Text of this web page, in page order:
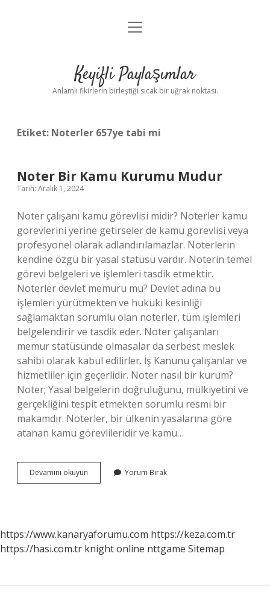
Anasayfa
Yasal Uyarı
menüyü
Keyifli Paylaşımlar
Anlamlı fikirlerin birleştiği sıcak bir uğrak noktası.
Etiket: Noterler 657ye tabi mi
Noter Bir Kamu Kurumu Mudur
Tarih: Aralık 1, 2024
Noter çalışanı kamu görevlisi midir? Noterler kamu
görevlerini yerine getirseler de kamu görevlisi veya
profesyonel olarak adlandırılamazlar. Noterlerin
kendine özgü bir yasal statüsü vardır. Noterin temel
görevi belgeleri ve işlemleri tasdik etmektir.
Noterler devlet memuru mu? Devlet adına bu
işlemleri yürütmekten ve hukuki kesinliği
sağlamaktan sorumlu olan noterler, tüm işlemleri
belgelendirir ve tasdik eder. Noter çalışanları
memur statüsünde olmasalar da serbest meslek
sahibi olarak kabul edilirler. İş Kanunu çalışanlar ve
hizmetliler için geçerlidir. Noter nasıl bir kurum?
Noter; Yasal belgelerin doğruluğunu, mülkiyetini ve
gerçekliğini tespit etmekten sorumlu resmi bir
makamdır. Noterler, bir ülkenin yasalarına göre
atanan kamu görevlileridir ve kamu…
Devamını okuyun
Bir
Yorum Bırak
https://www.kanaryaforumu.com https://keza.com.tr
https://hasi.com.tr knight online nttgame Sitemap